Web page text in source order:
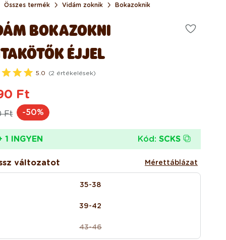
Összes termék Vidám zoknik Bokazoknik
BOKAZOKNI
ÉJJEL
5.0 (2 értékelések)
Ft
Ft
-50%
1 INGYEN Kód: SCKS
változatot Mérettáblázat
35-38
39-42
43-46
A